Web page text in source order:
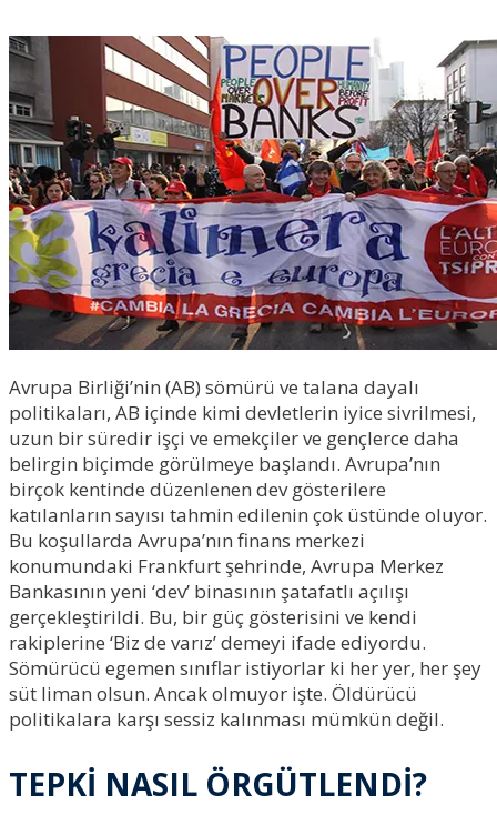
Avrupa Birliği’nin (AB) sömürü ve talana dayalı
politikaları, AB içinde kimi devletlerin iyice sivrilmesi,
uzun bir süredir işçi ve emekçiler ve gençlerce daha
belirgin biçimde görülmeye başlandı. Avrupa’nın
birçok kentinde düzenlenen dev gösterilere
katılanların sayısı tahmin edilenin çok üstünde oluyor.
Bu koşullarda Avrupa’nın finans merkezi
konumundaki Frankfurt şehrinde, Avrupa Merkez
Bankasının yeni ‘dev’ binasının şatafatlı açılışı
gerçekleştirildi. Bu, bir güç gösterisini ve kendi
rakiplerine ‘Biz de varız’ demeyi ifade ediyordu.
Sömürücü egemen sınıflar istiyorlar ki her yer, her şey
süt liman olsun. Ancak olmuyor işte. Öldürücü
politikalara karşı sessiz kalınması mümkün değil.
TEPKİ NASIL ÖRGÜTLENDİ?